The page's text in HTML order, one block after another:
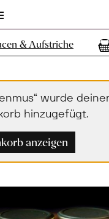
& Aufstriche
wurde
hinzugefügt.
anzeigen